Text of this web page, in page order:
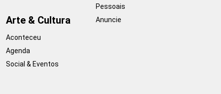
Arte & Cultura
Aconteceu
Agenda
Social & Eventos
Pessoais
Anuncie